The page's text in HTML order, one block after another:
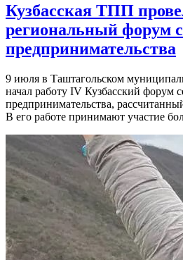
Кузбасская ТПП
региональный форум
предпринимательства
9 июля в Таштагольском
начал работу IV Кузбасский форум
предпринимательства,
В его работе принимают участие